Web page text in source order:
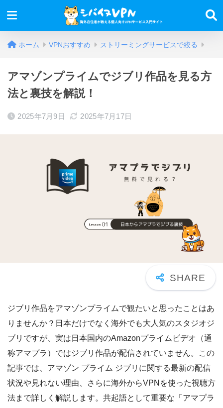
ホーム VPNおすすめ ストリーミングサービスで絞る
アマゾンプライムでジブリ作品を見る方
法と裏技を解説！
2025年7月9日 2025年7月17日
ジブリ作品をアマゾンプライムで観たいと思ったことはあ
りませんか？日本だけでなく海外でも大人気のスタジオジ
ブリですが、実は日本国内のAmazonプライムビデオ（通
称アマプラ）ではジブリ作品が配信されていません。この
記事では、アマゾン プライム ジブリに関する最新の配信
状況や見れない理由、さらに海外からVPNを使った視聴方
法まで詳しく解説します。共起語として重要な「アマプラ